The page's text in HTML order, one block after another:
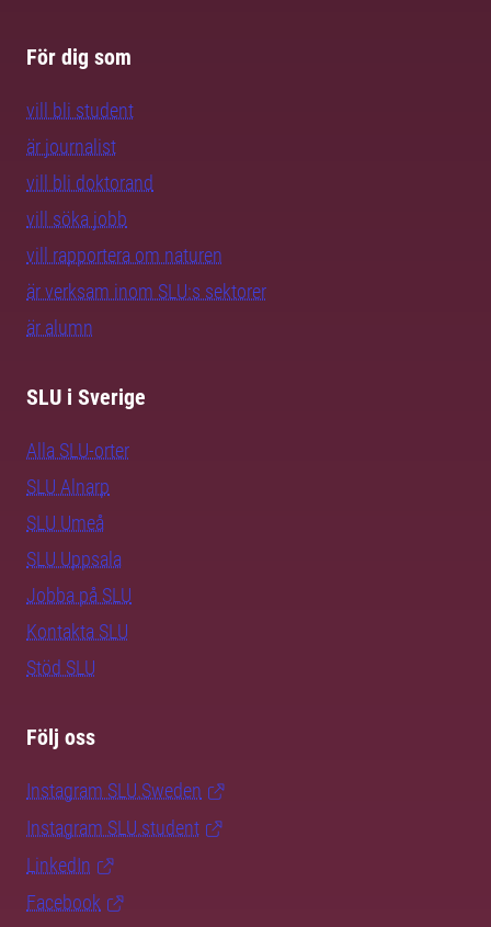
För dig som
vill bli student
är journalist
vill bli doktorand
vill söka jobb
vill rapportera om naturen
är verksam inom SLU:s sektorer
är alumn
SLU i Sverige
Alla SLU-orter
SLU Alnarp
SLU Umeå
SLU Uppsala
Jobba på SLU
Kontakta SLU
Stöd SLU
Följ oss
Instagram SLU.Sweden
Instagram SLU.student
LinkedIn
Facebook